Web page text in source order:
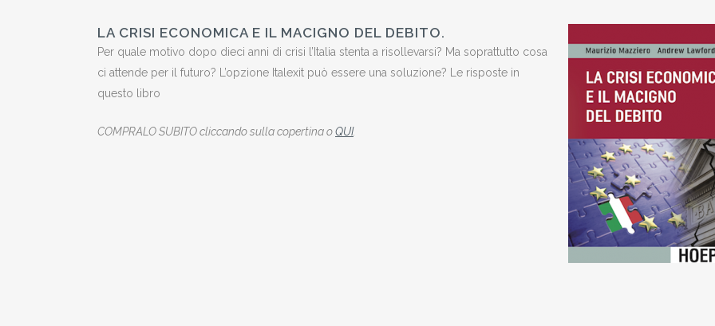
LA CRISI ECONOMICA E IL MACIGNO DEL DEBITO.
Per quale motivo dopo dieci anni di crisi l’Italia stenta a risollevarsi? Ma soprattutto cosa
ci attende per il futuro? L’opzione Italexit può essere una soluzione? Le risposte in
questo libro
COMPRALO SUBITO cliccando sulla copertina oQUI.